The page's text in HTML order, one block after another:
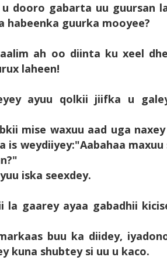
dooro gabarta uu guursan
habeenka guurka mooyee?
ah oo diinta ku xeel
laheen!
ayuu qolkii jiifka u
mise waxuu aad uga
is weydiiyey:"Aabahaa
iska seexdey.
la gaarey ayaa gabadhii
buu ka diidey,
kuna shubtey si uu u kaco.